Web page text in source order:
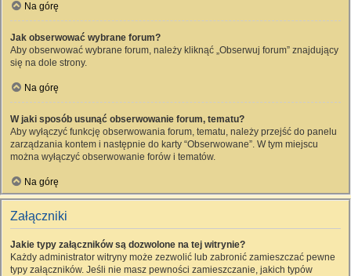
Na górę
Jak obserwować wybrane forum?
Aby obserwować wybrane forum, należy kliknąć „Obserwuj forum” znajdujący
się na dole strony.
Na górę
W jaki sposób usunąć obserwowanie forum, tematu?
Aby wyłączyć funkcję obserwowania forum, tematu, należy przejść do panelu
zarządzania kontem i następnie do karty “Obserwowane”. W tym miejscu
można wyłączyć obserwowanie forów i tematów.
Na górę
Załączniki
Jakie typy załączników są dozwolone na tej witrynie?
Każdy administrator witryny może zezwolić lub zabronić zamieszczać pewne
typy załączników. Jeśli nie masz pewności zamieszczanie, jakich typów